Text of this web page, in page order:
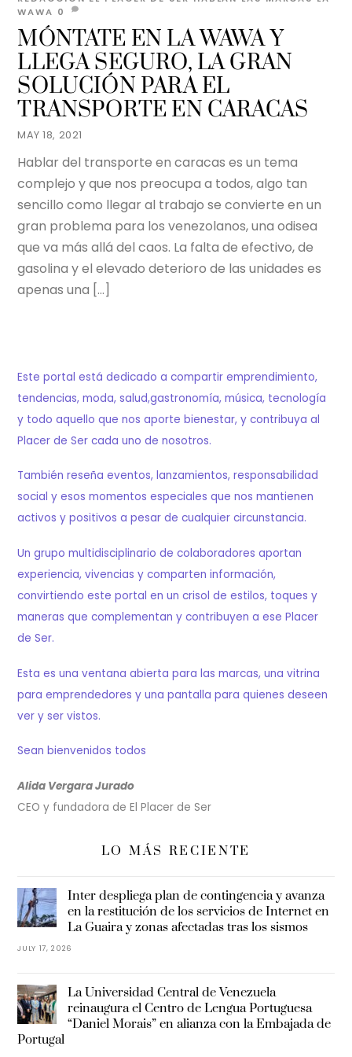
MAY 18, 2021
MÓNTATE EN LA WAWA Y
LLEGA SEGURO, LA GRAN
SOLUCIÓN PARA EL
TRANSPORTE EN CARACAS
WAWA 0
Hablar del transporte en caracas es un tema
complejo y que nos preocupa a todos, algo tan
sencillo como llegar al trabajo se convierte en un
gran problema para los venezolanos, una odisea
que va más allá del caos. La falta de efectivo, de
gasolina y el elevado deterioro de las unidades es
apenas una […]
Este portal está dedicado a compartir emprendimiento,
tendencias, moda, salud,gastronomía, música, tecnología
y todo aquello que nos aporte bienestar, y contribuya al
Placer de Ser cada uno de nosotros.
También reseña eventos, lanzamientos, responsabilidad
social y esos momentos especiales que nos mantienen
activos y positivos a pesar de cualquier circunstancia.
Un grupo multidisciplinario de colaboradores aportan
experiencia, vivencias y comparten información,
convirtiendo este portal en un crisol de estilos, toques y
maneras que complementan y contribuyen a ese Placer
de Ser.
Esta es una ventana abierta para las marcas, una vitrina
para emprendedores y una pantalla para quienes deseen
ver y ser vistos.
Sean bienvenidos todos
Alida Vergara Jurado
CEO y fundadora de El Placer de Ser
LO MÁS RECIENTE
Inter despliega plan de contingencia y avanza
en la restitución de los servicios de Internet en
La Guaira y zonas afectadas tras los sismos
JULY 17, 2026
La Universidad Central de Venezuela
reinaugura el Centro de Lengua Portuguesa
“Daniel Morais” en alianza con la Embajada de
Portugal